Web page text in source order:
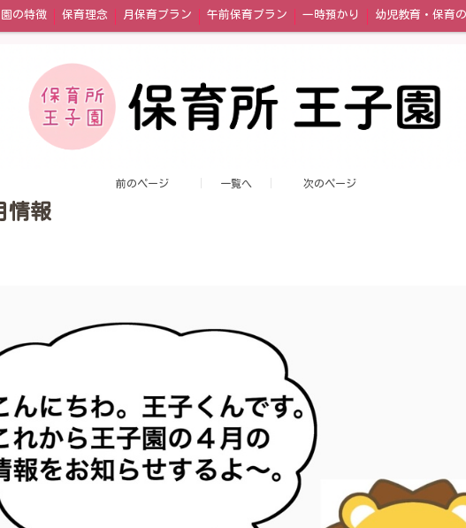
の特徴 保育理念 月保育プラン 午前保育プラン 一時預かり
前のページ 一覧へ 次のページ
情報